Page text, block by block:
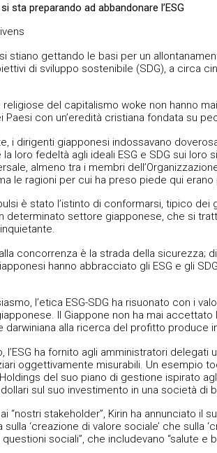
sta preparando ad abbandonare l’ESG
stiano gettando le basi per un
di sviluppo sostenibile (SDG), a circa
religiose del capitalismo woke non hanno
Paesi con un’eredità cristiana fondata su
i dirigenti giapponesi indossavano
loro fedeltà agli ideali ESG e SDG sui loro
almeno tra i membri
le ragioni per cui ha preso piede qui
è stato l’istinto di conformarsi, tipico
determinato settore giapponese, che si
concorrenza è la strada della sicurezza;
hanno abbracciato gli ESG e gli
l’etica ESG-SDG ha risuonato con i
Il Giappone non ha mai
darwiniana alla ricerca del profitto produce
l’ESG ha fornito agli amministratori
oggettivamente misurabili. Un esempio
del suo piano di gestione ispirato
sul suo investimento in una società di
“nostri stakeholder”, Kirin ha annunciato il
sulla ‘creazione di valore sociale’ che sulla
sociali”, che includevano “salute e